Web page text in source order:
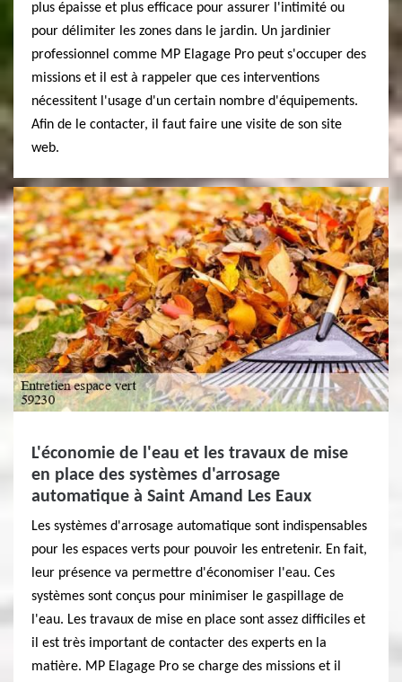
plus épaisse et plus efficace pour assurer l'intimité ou
pour délimiter les zones dans le jardin. Un jardinier
professionnel comme MP Elagage Pro peut s'occuper des
missions et il est à rappeler que ces interventions
nécessitent l'usage d'un certain nombre d'équipements.
Afin de le contacter, il faut faire une visite de son site
web.
L'économie de l'eau et les travaux de mise
en place des systèmes d'arrosage
automatique à Saint Amand Les Eaux
Les systèmes d'arrosage automatique sont indispensables
pour les espaces verts pour pouvoir les entretenir. En fait,
leur présence va permettre d'économiser l'eau. Ces
systèmes sont conçus pour minimiser le gaspillage de
l'eau. Les travaux de mise en place sont assez difficiles et
il est très important de contacter des experts en la
matière. MP Elagage Pro se charge des missions et il